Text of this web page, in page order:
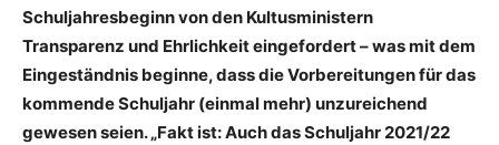
Schuljahresbeginn von den Kultusministern
Transparenz und Ehrlichkeit eingefordert – was mit dem
Eingeständnis beginne, dass die Vorbereitungen für das
kommende Schuljahr (einmal mehr) unzureichend
gewesen seien. „Fakt ist: Auch das Schuljahr 2021/22